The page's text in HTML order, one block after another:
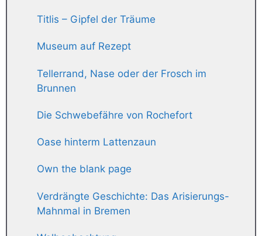
Titlis – Gipfel der Träume
Museum auf Rezept
Tellerrand, Nase oder der Frosch im
Brunnen
Die Schwebefähre von Rochefort
Oase hinterm Lattenzaun
Own the blank page
Verdrängte Geschichte: Das Arisierungs-
Mahnmal in Bremen